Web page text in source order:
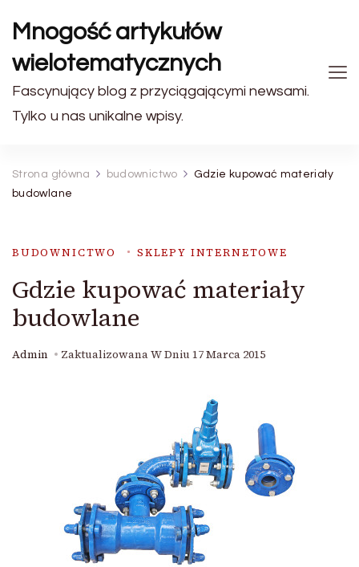
Mnogość artykułów
wielotematycznych
Fascynujący blog z przyciągającymi newsami.
Tylko u nas unikalne wpisy.
Strona główna budownictwo
Gdzie kupować materiały
budowlane
BUDOWNICTWO SKLEPY INTERNETOWE
Gdzie kupować materiały
budowlane
Admin Zaktualizowana W Dniu 17 Marca 2015